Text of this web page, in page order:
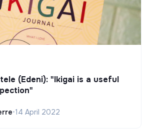
(Edeni): "Ikigai is a useful
•14 April 2022